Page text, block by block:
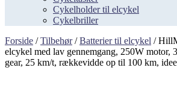
Cykelholder til elcykel
Cykelbriller
Forside /Tilbehør/Batterier til elcykel /
elcykel med lav gennemgang, 250W motor,
gear, 25 km/t, rækkevidde op til 100 km,